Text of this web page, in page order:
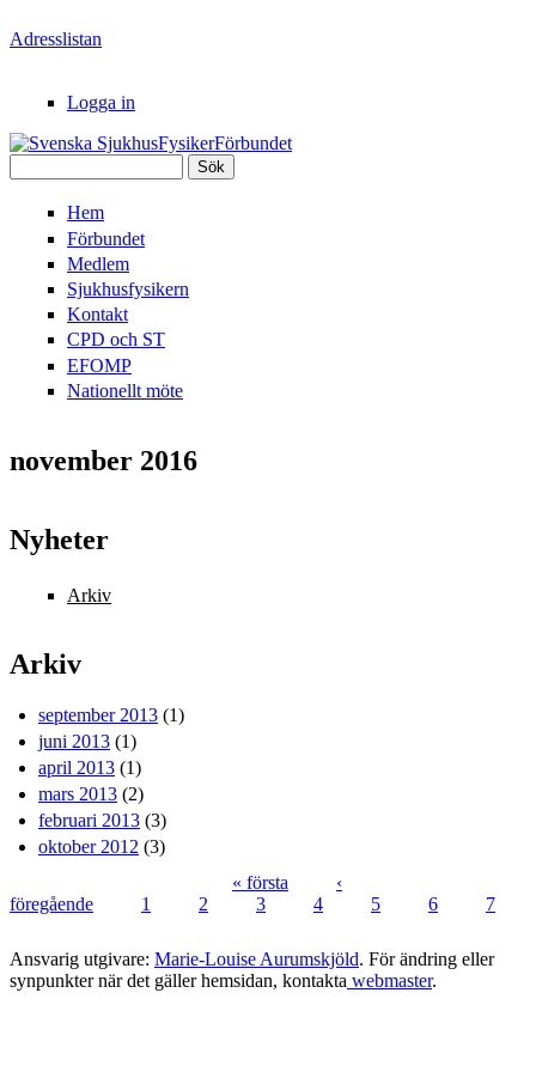
Adresslistan
Logga in
SjukhusFysikerFörbundet
Hem
Förbundet
Medlem
Sjukhusfysikern
Kontakt
CPD och ST
EFOMP
Nationellt möte
november 2016
Nyheter
Arkiv
Arkiv
september 2013 (1)
juni 2013 (1)
april 2013 (1)
mars 2013 (2)
februari 2013 (3)
oktober 2012 (3)
Sidor
« första
‹
föregående
1 2 3 4 5 6 7
Ansvarig utgivare: Marie-Louise Aurumskjöld. För ändring eller
synpunkter när det gäller hemsidan, kontakta webmaster.